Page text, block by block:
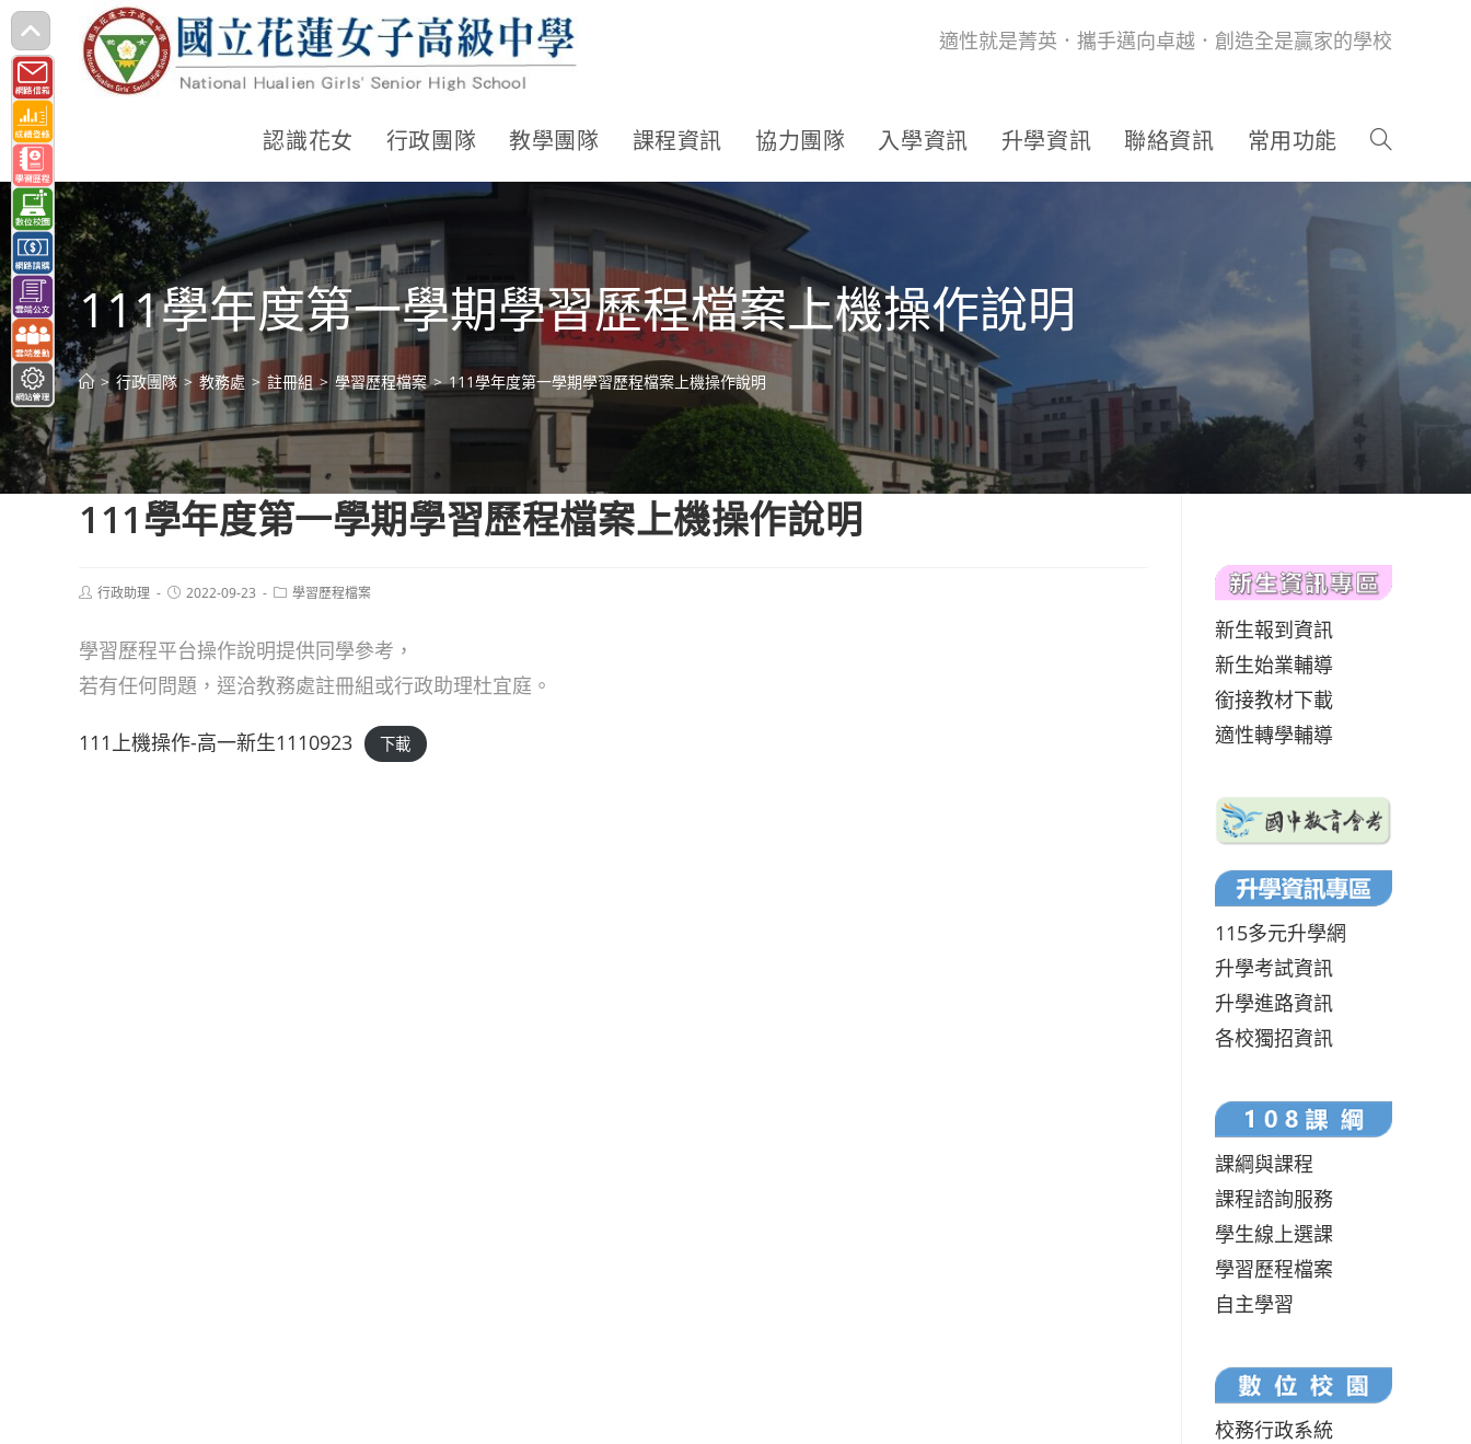
跳
轉
至
主
要
內
容
適性就是菁英．攜手邁向卓越．創造全是贏家的學校
認識花女 行政團隊 教學團隊 課程資訊 協力團隊 入學資訊 升學資訊 聯絡資訊 常用功能
111學年度第一學期學習歷程檔案上機操作說明
> 行政團隊 > 教務處 > 註冊組 > 學習歷程檔案 > 111學年度第一學期學習歷程檔案上機操作說明
111學年度第一學期學習歷程檔案上機操作說明
Post行政助理
Post2022-09-23
Post學習歷程檔案
學習歷程平台操作說明提供同學參考，
若有任何問題，逕洽教務處註冊組或行政助理杜宜庭。
111上機操作-高一新生1110923 下載
新生報到資訊
新生始業輔導
銜接教材下載
適性轉學輔導
115多元升學網
升學考試資訊
升學進路資訊
各校獨招資訊
課綱與課程
課程諮詢服務
學生線上選課
學習歷程檔案
自主學習
校務行政系統